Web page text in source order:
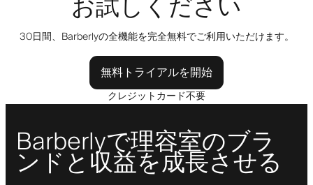
30日間、Barberlyの全機能を完全無料でご利用いただけます。
無料トライアルを開始
クレジットカード不要
Barberlyで理容室のブラ
ンドと収益を成長させる